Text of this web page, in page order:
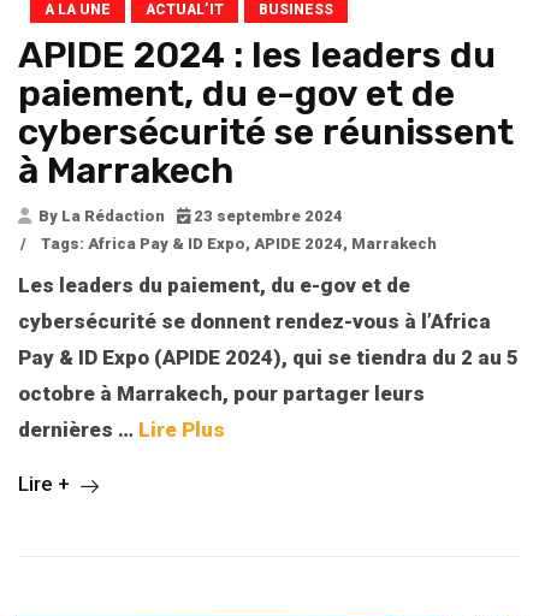
A LA UNE ACTUAL’IT BUSINESS
APIDE 2024 : les leaders du
paiement, du e-gov et de
cybersécurité se réunissent
à Marrakech
By La Rédaction
23 septembre 2024
/
Tags: Africa Pay & ID Expo, APIDE 2024, Marrakech
Les leaders du paiement, du e-gov et de
cybersécurité se donnent rendez-vous à l’Africa
Pay & ID Expo (APIDE 2024), qui se tiendra du 2 au 5
octobre à Marrakech, pour partager leurs
dernières … Lire Plus
Lire +